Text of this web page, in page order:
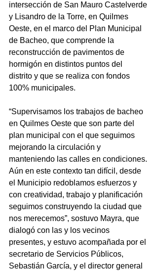
intersección de San Mauro Castelverde
y Lisandro de la Torre, en Quilmes
Oeste, en el marco del Plan Municipal
de Bacheo, que comprende la
reconstrucción de pavimentos de
hormigón en distintos puntos del
distrito y que se realiza con fondos
100% municipales.
“Supervisamos los trabajos de bacheo
en Quilmes Oeste que son parte del
plan municipal con el que seguimos
mejorando la circulación y
manteniendo las calles en condiciones.
Aún en este contexto tan difícil, desde
el Municipio redoblamos esfuerzos y
con creatividad, trabajo y planificación
seguimos construyendo la ciudad que
nos merecemos”, sostuvo Mayra, que
dialogó con las y los vecinos
presentes, y estuvo acompañada por el
secretario de Servicios Públicos,
Sebastián García, y el director general